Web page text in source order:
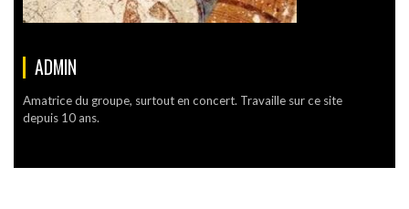
ADMIN
Amatrice du groupe, surtout en concert. Travaille sur ce site
depuis 10 ans.